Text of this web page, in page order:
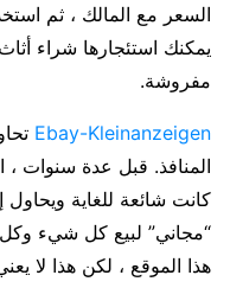
السعر مع المالك ، ثم
يمكنك استئجارها شراء
مفروشة.
Ebay-Kleinanzeigen
المنافذ. قبل عدة سنوات ،
كانت شائعة للغاية
“مجاني” لبيع كل شيء
هذا الموقع ، لكن هذا لا